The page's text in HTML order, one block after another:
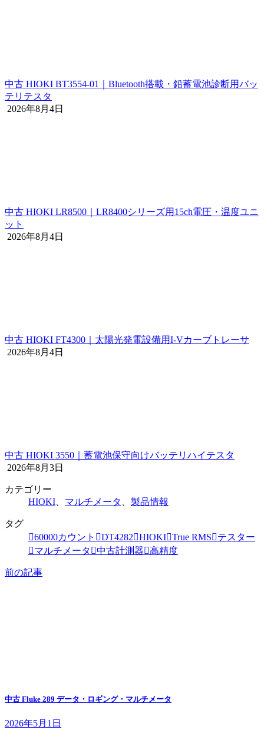
中古 HIOKI BT3554-01｜Bluetooth搭載・鉛蓄電池診断用バッ
テリテスタ
2026年8月4日
中古 HIOKI LR8500｜LR8400シリーズ用15ch電圧・温度ユニ
ット
2026年8月4日
中古 HIOKI FT4300｜太陽光発電設備用I-Vカーブトレーサ
2026年8月4日
中古 HIOKI 3550｜蓄電池保守向けバッテリハイテスタ
2026年8月3日
カテゴリー
HIOKI
マルチメータ 製品情報
タグ
60000カウント
DT4282 HIOKI True RMS
テスター
マルチメータ
中古計測器 高精度
前の記事
中古 Fluke 289 データ・ロギング・マルチメータ
2026年5月1日